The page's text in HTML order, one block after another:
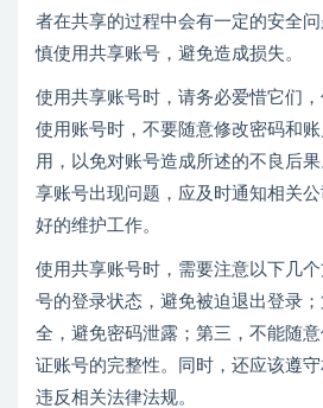
者在共享的过程中会有一定的安全
慎使用共享账号，避免造成损失。
使用共享账号时，请务必爱惜它们
使用账号时，不要随意修改密码和
用，以免对账号造成所述的不良后
享账号出现问题，应及时通知相关
好的维护工作。
使用共享账号时，需要注意以下几
号的登录状态，避免被迫退出登录
全，避免密码泄露；第三，不能随
证账号的完整性。同时，还应该遵
违反相关法律法规。